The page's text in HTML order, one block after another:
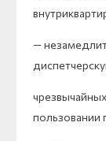
—
пользовании